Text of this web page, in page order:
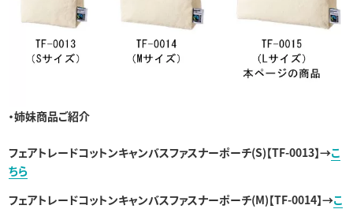
・姉妹商品ご紹介
フェアトレードコットンキャンバスファスナーポーチ(S)【TF-0013】→こ
ちら
フェアトレードコットンキャンバスファスナーポーチ(M)【TF-0014】→こ